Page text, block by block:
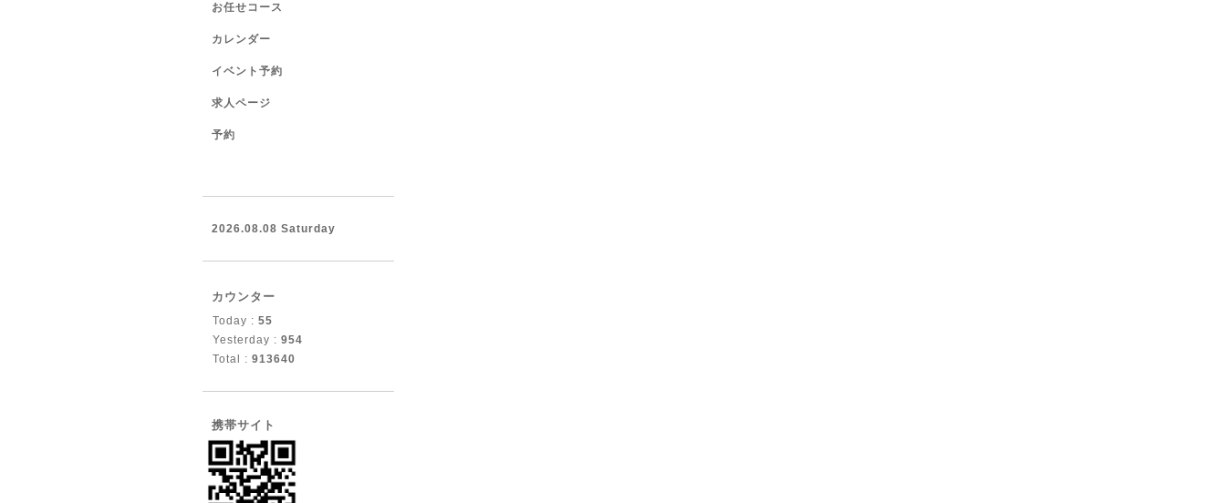
お任せコース
カレンダー
イベント予約
求人ページ
予約
2026.08.08 Saturday
カウンター
Today : 55
Yesterday : 954
Total : 913640
携帯サイト